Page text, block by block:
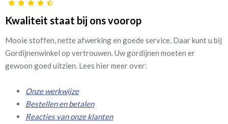
Kwaliteit staat bij ons voorop
Mooie stoffen, nette afwerking en goede service. Daar kunt u bij
Gordijnenwinkel op vertrouwen. Uw gordijnen moeten er
gewoon goed uitzien. Lees hier meer over:
Onze werkwijze
Bestellen en betalen
Reacties van onze klanten